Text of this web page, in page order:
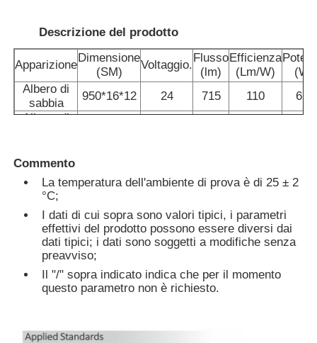
Controllo di qualità
notizie
Tutti i casi
Richiedere un preventivo
Descrizione del prodotto
Apparizione
Dimensione
(SM)
Voltaggio.
Flusso
(lm)
Efficienza
(Lm/W)
(W)
Albero di
sabbia
950*16*12 24 715 110
6.5
Albero di
Commento
La temperatura dell'ambiente di prova è di 25 ± 2
°C;
I dati di cui sopra sono valori tipici, i parametri
effettivi del prodotto possono essere diversi dai
dati tipici; i dati sono soggetti a modifiche senza
preavviso;
Il "/" sopra indicato indica che per il momento
questo parametro non è richiesto.